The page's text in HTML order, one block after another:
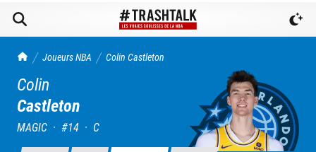
TrashTalk Actu NBA
Joueurs NBA Colin Castleton
Colin
Castleton
MAGIC · #14 · C